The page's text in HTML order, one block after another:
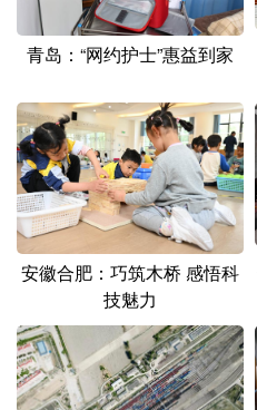
青岛：“网约护士”惠益到家
安徽合肥：巧筑木桥 感悟科
技魅力